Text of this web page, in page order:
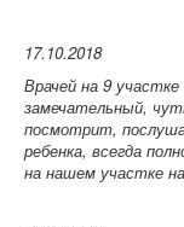
17.10.2018
Врачей на 9
замечательный,
посмотрит,
ребенка, всегда
на нашем участке